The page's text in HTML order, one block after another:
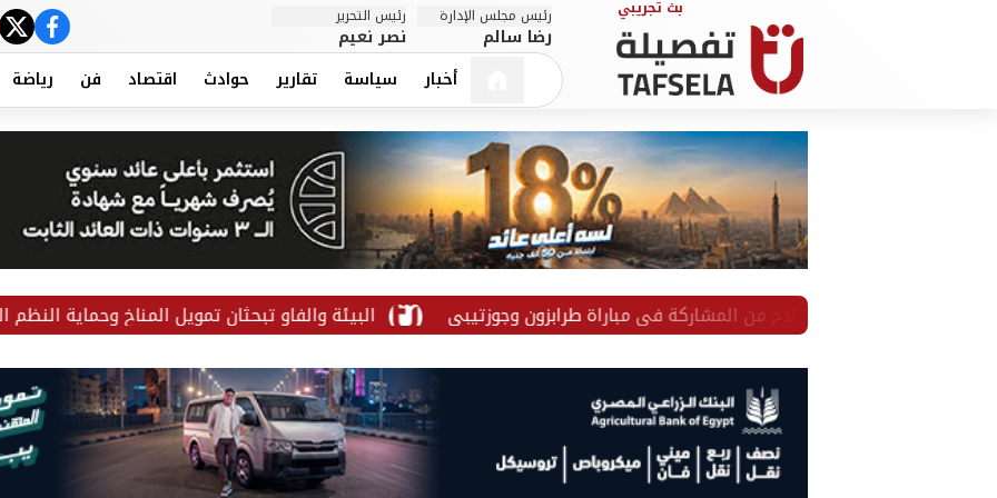
رئيس مجلس الإدارة
رضا سالم
رئيس التحرير
نصر نعيم
أخبار سياسة تقارير حوادث اقتصاد فن رياضة
البيئة والفاو تبحثان تمويل المناخ وحماية النظم البيئية محمد صلاح من المشاركة في مباراة طرابزون وجوزتيبي